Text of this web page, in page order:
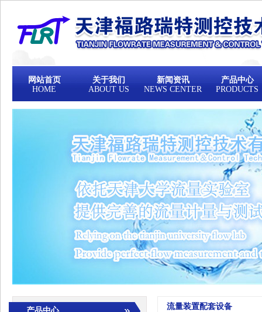
网站首页
HOME
关于我们
ABOUT US
新闻资讯
NEWS CENTER
产品中心
PRODUCTS
流量装置配套设备